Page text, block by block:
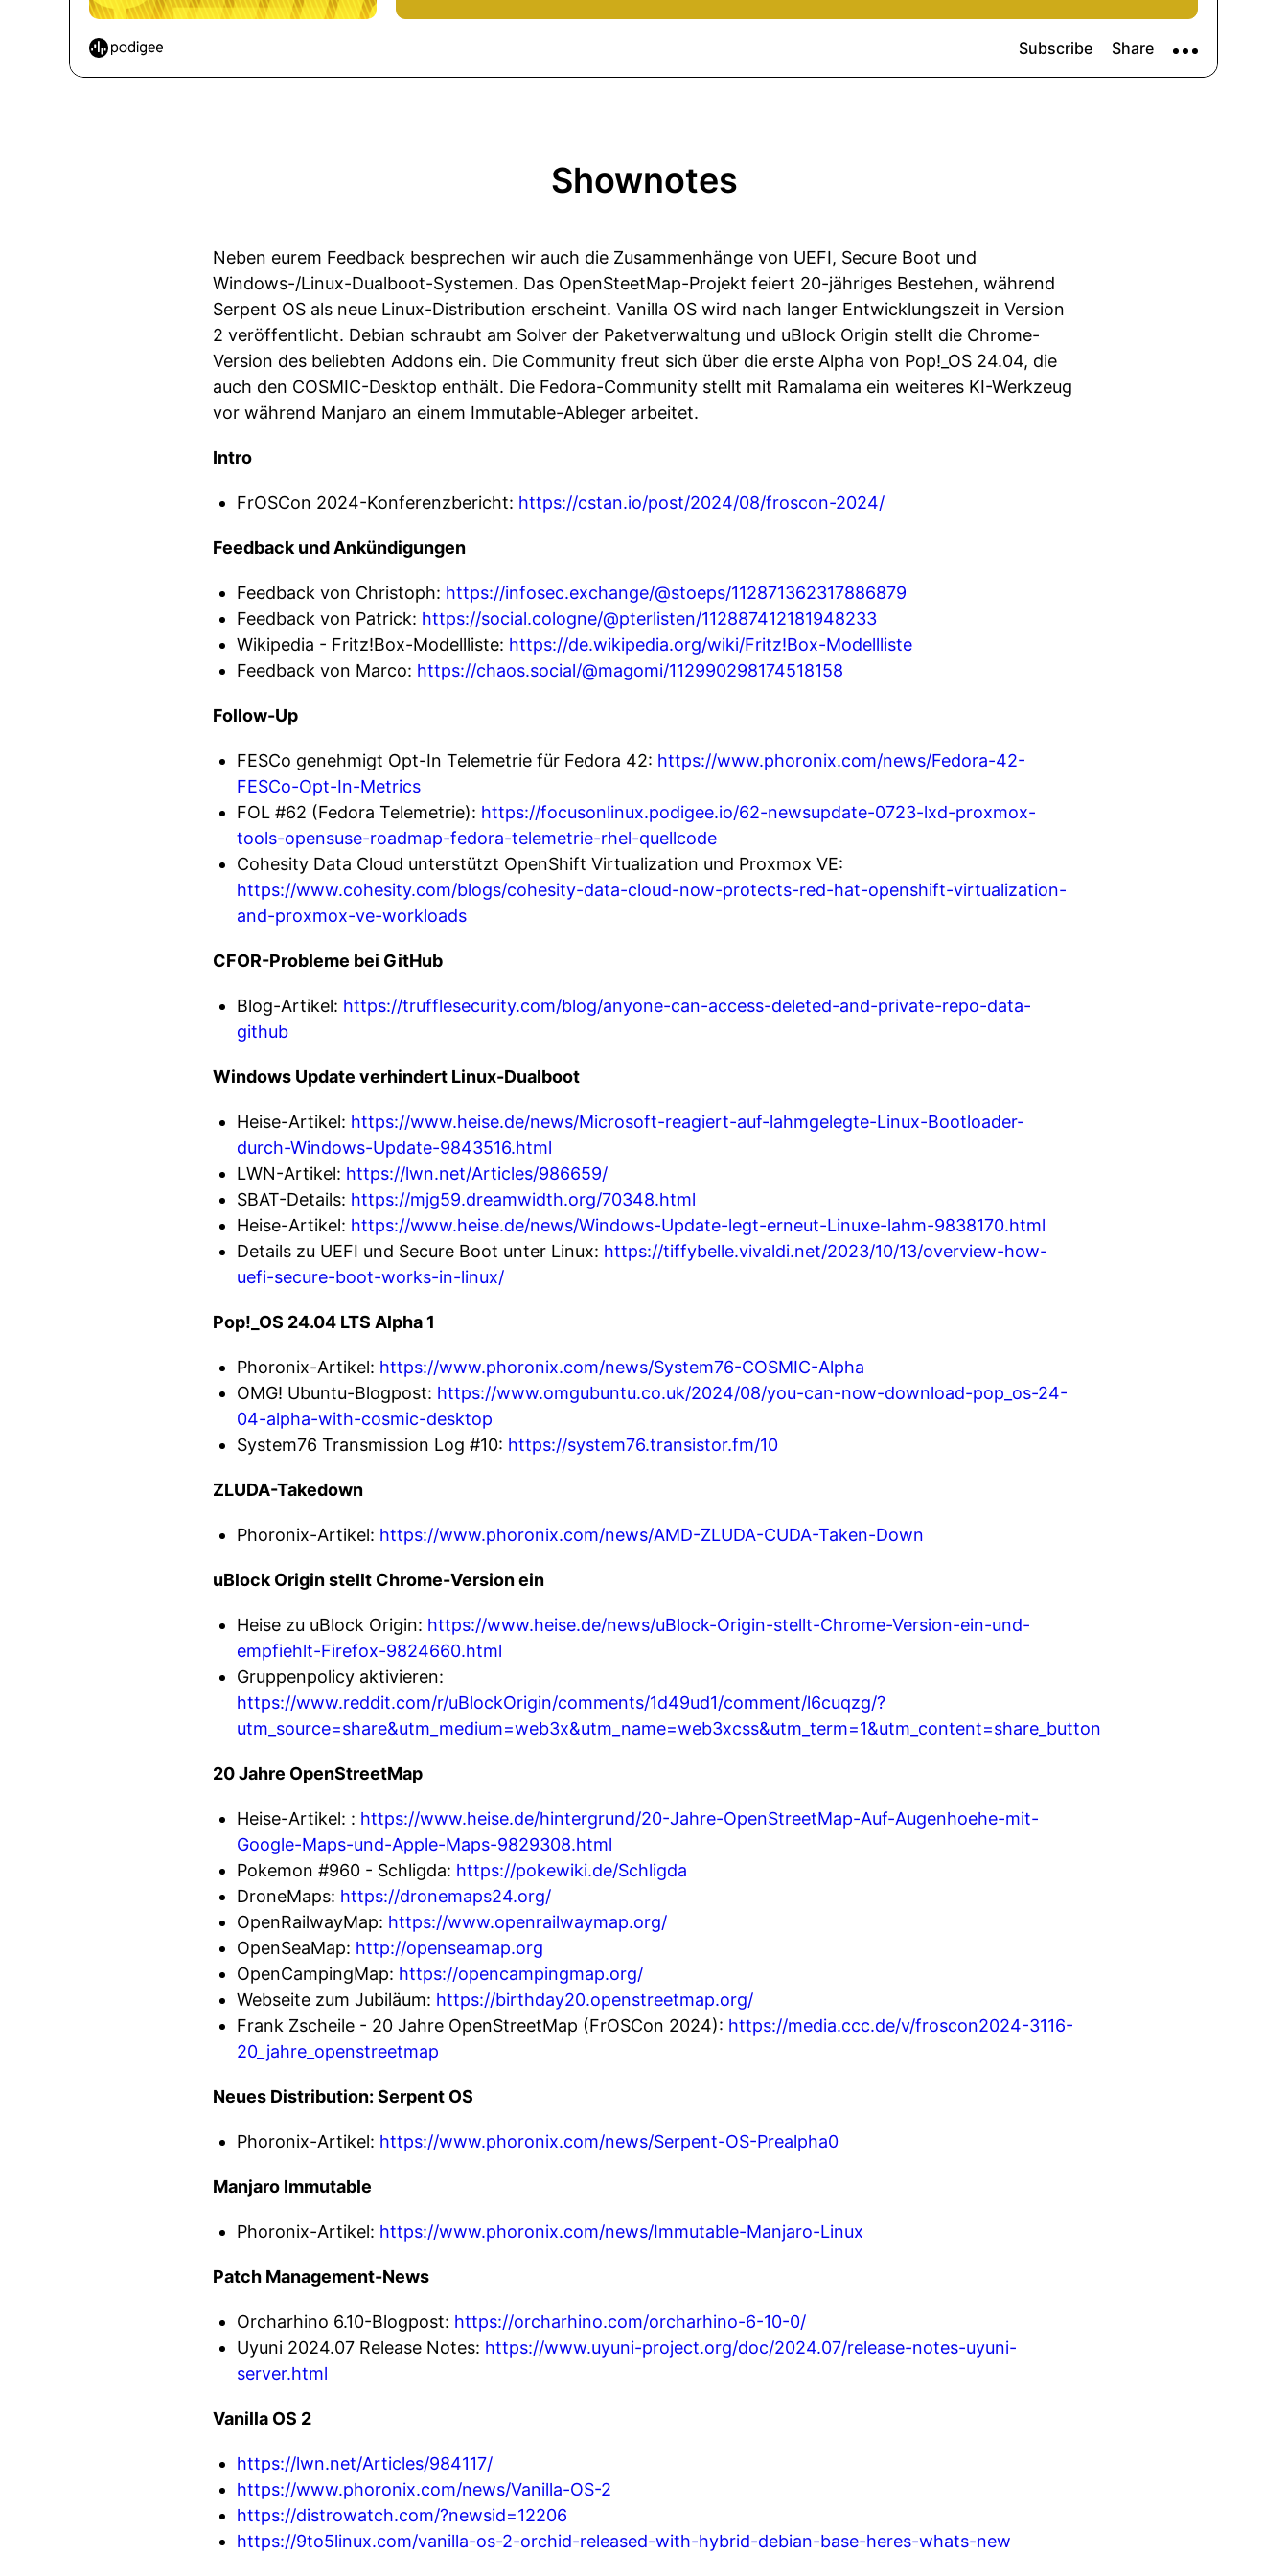
Shownotes
Neben eurem Feedback besprechen wir auch die Zusammenhänge von UEFI, Secure Boot und
Windows-/Linux-Dualboot-Systemen. Das OpenSteetMap-Projekt feiert 20-jähriges Bestehen, während
Serpent OS als neue Linux-Distribution erscheint. Vanilla OS wird nach langer Entwicklungszeit in Version
2 veröffentlicht. Debian schraubt am Solver der Paketverwaltung und uBlock Origin stellt die Chrome-
Version des beliebten Addons ein. Die Community freut sich über die erste Alpha von Pop!_OS 24.04, die
auch den COSMIC-Desktop enthält. Die Fedora-Community stellt mit Ramalama ein weiteres KI-Werkzeug
vor während Manjaro an einem Immutable-Ableger arbeitet.
Intro
FrOSCon 2024-Konferenzbericht: https://cstan.io/post/2024/08/froscon-2024/
Feedback und Ankündigungen
Feedback von Christoph: https://infosec.exchange/@stoeps/112871362317886879
Feedback von Patrick: https://social.cologne/@pterlisten/112887412181948233
Wikipedia - Fritz!Box-Modellliste: https://de.wikipedia.org/wiki/Fritz!Box-Modellliste
Feedback von Marco: https://chaos.social/@magomi/112990298174518158
Follow-Up
FESCo genehmigt Opt-In Telemetrie für Fedora 42: https://www.phoronix.com/news/Fedora-42-
FESCo-Opt-In-Metrics
FOL #62 (Fedora Telemetrie): https://focusonlinux.podigee.io/62-newsupdate-0723-lxd-proxmox-
tools-opensuse-roadmap-fedora-telemetrie-rhel-quellcode
Cohesity Data Cloud unterstützt OpenShift Virtualization und Proxmox VE:
https://www.cohesity.com/blogs/cohesity-data-cloud-now-protects-red-hat-openshift-virtualization-
and-proxmox-ve-workloads
CFOR-Probleme bei GitHub
Blog-Artikel: https://trufflesecurity.com/blog/anyone-can-access-deleted-and-private-repo-data-
github
Windows Update verhindert Linux-Dualboot
Heise-Artikel: https://www.heise.de/news/Microsoft-reagiert-auf-lahmgelegte-Linux-Bootloader-
durch-Windows-Update-9843516.html
LWN-Artikel: https://lwn.net/Articles/986659/
SBAT-Details: https://mjg59.dreamwidth.org/70348.html
Heise-Artikel: https://www.heise.de/news/Windows-Update-legt-erneut-Linuxe-lahm-9838170.html
Details zu UEFI und Secure Boot unter Linux: https://tiffybelle.vivaldi.net/2023/10/13/overview-how-
uefi-secure-boot-works-in-linux/
Pop!_OS 24.04 LTS Alpha 1
Phoronix-Artikel: https://www.phoronix.com/news/System76-COSMIC-Alpha
OMG! Ubuntu-Blogpost: https://www.omgubuntu.co.uk/2024/08/you-can-now-download-pop_os-24-
04-alpha-with-cosmic-desktop
System76 Transmission Log #10: https://system76.transistor.fm/10
ZLUDA-Takedown
Phoronix-Artikel: https://www.phoronix.com/news/AMD-ZLUDA-CUDA-Taken-Down
uBlock Origin stellt Chrome-Version ein
Heise zu uBlock Origin: https://www.heise.de/news/uBlock-Origin-stellt-Chrome-Version-ein-und-
empfiehlt-Firefox-9824660.html
Gruppenpolicy aktivieren:
https://www.reddit.com/r/uBlockOrigin/comments/1d49ud1/comment/l6cuqzg/?
utm_source=share&utm_medium=web3x&utm_name=web3xcss&utm_term=1&utm_content=share_button
20 Jahre OpenStreetMap
Heise-Artikel: : https://www.heise.de/hintergrund/20-Jahre-OpenStreetMap-Auf-Augenhoehe-mit-
Google-Maps-und-Apple-Maps-9829308.html
Pokemon #960 - Schligda: https://pokewiki.de/Schligda
DroneMaps: https://dronemaps24.org/
OpenRailwayMap: https://www.openrailwaymap.org/
OpenSeaMap: http://openseamap.org
OpenCampingMap: https://opencampingmap.org/
Webseite zum Jubiläum: https://birthday20.openstreetmap.org/
Frank Zscheile - 20 Jahre OpenStreetMap (FrOSCon 2024): https://media.ccc.de/v/froscon2024-3116-
20_jahre_openstreetmap
Neues Distribution: Serpent OS
Phoronix-Artikel: https://www.phoronix.com/news/Serpent-OS-Prealpha0
Manjaro Immutable
Phoronix-Artikel: https://www.phoronix.com/news/Immutable-Manjaro-Linux
Patch Management-News
Orcharhino 6.10-Blogpost: https://orcharhino.com/orcharhino-6-10-0/
Uyuni 2024.07 Release Notes: https://www.uyuni-project.org/doc/2024.07/release-notes-uyuni-
server.html
Vanilla OS 2
https://lwn.net/Articles/984117/
https://www.phoronix.com/news/Vanilla-OS-2
https://distrowatch.com/?newsid=12206
https://9to5linux.com/vanilla-os-2-orchid-released-with-hybrid-debian-base-heres-whats-new